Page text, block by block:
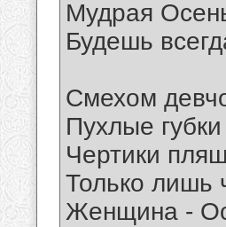
Мудрая
Будешь
Смехом
Пухлые
Чертики
Только лишь
Женщина -